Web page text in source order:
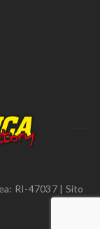
RI-47037 | Sito